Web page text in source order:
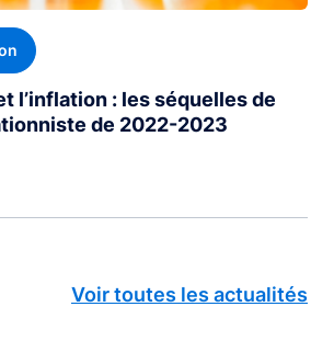
l’inflation : les séquelles de
de 2022-2023
Voir toutes les actualités